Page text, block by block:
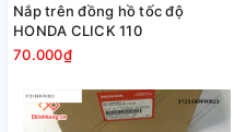
Nắp trên đồng hồ tốc độ
HONDA CLICK 110
70.000₫